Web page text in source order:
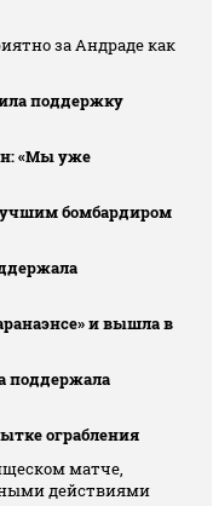
за Андраде как
поддержку
«Мы уже
бомбардиром
и вышла в
поддержала
ограбления
матче,
действиями